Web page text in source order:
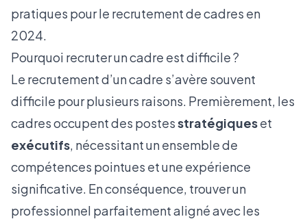
pratiques pour le recrutement de cadres en
2024.
Pourquoi recruter un cadre est difficile ?
Le recrutement d’un cadre s’avère souvent
difficile pour plusieurs raisons. Premièrement, les
cadres occupent des postesstratégiqueset
exécutifs, nécessitant un ensemble de
compétences pointues et une expérience
significative. En conséquence, trouver un
professionnel parfaitement aligné avec les